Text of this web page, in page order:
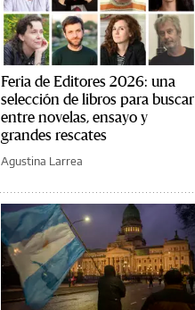
Feria de Editores 2026: una
selección de libros para buscar
entre novelas, ensayo y
grandes rescates
Agustina Larrea